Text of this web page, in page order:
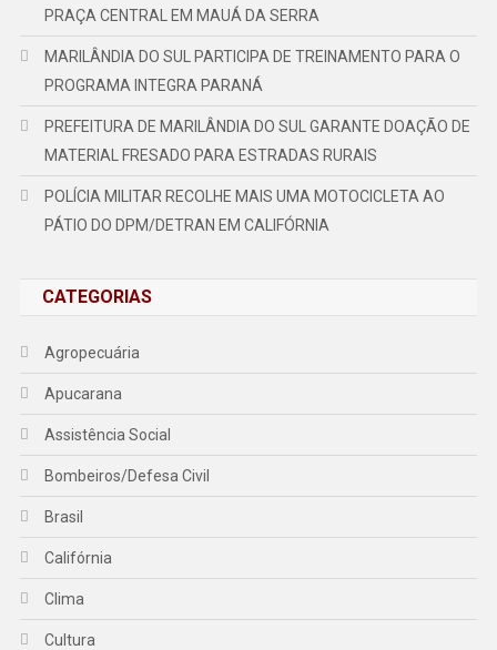
PRAÇA CENTRAL EM MAUÁ DA SERRA
MARILÂNDIA DO SUL PARTICIPA DE TREINAMENTO PARA O
PROGRAMA INTEGRA PARANÁ
PREFEITURA DE MARILÂNDIA DO SUL GARANTE DOAÇÃO DE
MATERIAL FRESADO PARA ESTRADAS RURAIS
POLÍCIA MILITAR RECOLHE MAIS UMA MOTOCICLETA AO
PÁTIO DO DPM/DETRAN EM CALIFÓRNIA
CATEGORIAS
Agropecuária
Apucarana
Assistência Social
Bombeiros/Defesa Civil
Brasil
Califórnia
Clima
Cultura